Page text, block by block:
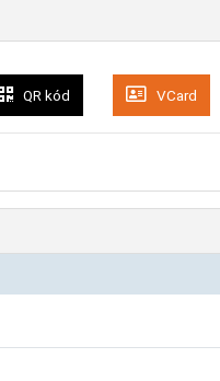
QR kód VCard